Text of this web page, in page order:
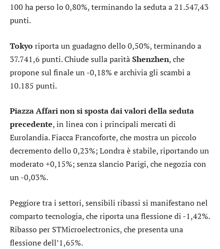
100 ha perso lo 0,80%, terminando la seduta a 21.547,43
punti.
Tokyo riporta un guadagno dello 0,50%, terminando a
37.741,6 punti. Chiude sulla paritàShenzhen, che
propone sul finale un -0,18% e archivia gli scambi a
10.185 punti.
Piazza Affari non si sposta dai valori della seduta
precedente, in linea con i principali mercati di
Eurolandia. FiaccaFrancoforte, che mostra un piccolo
decremento dello 0,23%;Londraè stabile, riportando un
moderato +0,15%; senza slancioParigi, che negozia con
un -0,03%.
Peggiore tra i settori, sensibili ribassi si manifestano nel
compartotecnologia, che riporta una flessione di -1,42%.
Ribasso per STMicroelectronics, che presenta una
flessione dell’1,65%.